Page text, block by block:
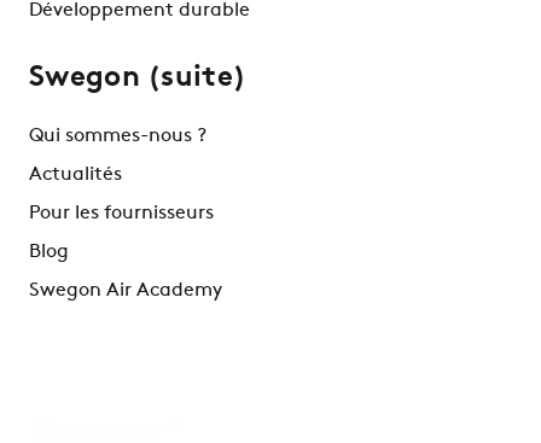
Développement durable
Swegon (suite)
Qui sommes-nous ?
Actualités
Pour les fournisseurs
Blog
Swegon Air Academy